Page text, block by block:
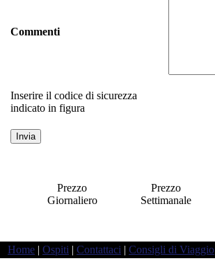
Commenti
Inserire il codice di sicurezza
indicato in figura
Prezzo
Giornaliero
Prezzo
Settimanale
Home | Ospiti | Contattaci | Consigli di Viaggio